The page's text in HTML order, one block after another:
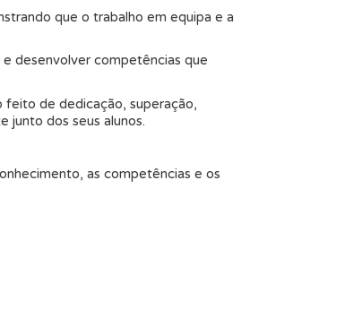
que o trabalho em equipa e a
e desenvolver competências que
feito de dedicação, superação,
junto dos seus alunos.
as competências e os